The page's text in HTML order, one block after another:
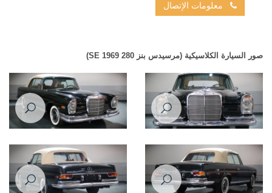
معلومات الإتصال
صور السيارة الكلاسيكية (مرسيدس بنز 280 SE 1969)